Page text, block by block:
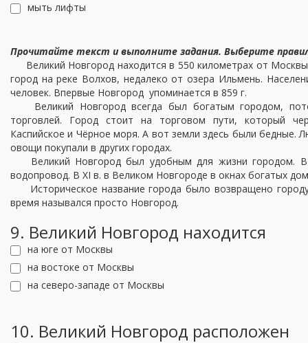
мыть лифты
Прочитайте текст и выполните задания. Выберите
Великий Новгород находится в 550 километрах от
город на реке Волхов, недалеко от озера Ильмень.
человек. Впервые Новгород упоминается в 859 г.
Великий Новгород всегда был богатым городом,
торговлей. Город стоит на торговом пути, который
Каспийское и Чёрное моря. А вот земли здесь были бедные.
овощи покупали в других городах.
Великий Новгород был удобным для жизни городом. В
водопровод. В XI в. в Великом Новгороде в окнах богатых
Историческое название города было возвращено
время назывался просто Новгород.
9. Великий Новгород находится
на юге от Москвы
на востоке от Москвы
на северо-западе от Москвы
10. Великий Новгород расположен